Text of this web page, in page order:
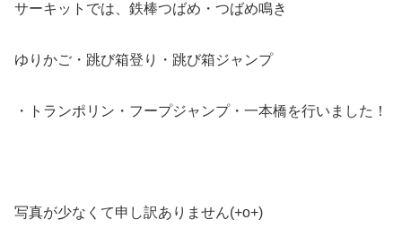
サーキットでは、鉄棒つばめ・つばめ鳴き
ゆりかご・跳び箱登り・跳び箱ジャンプ
・トランポリン・フープジャンプ・一本橋を行いました！
写真が少なくて申し訳ありません(+o+)